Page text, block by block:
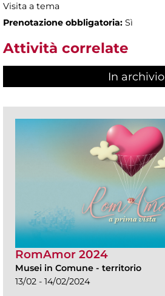
Visita a tema
Prenotazione obbligatoria: Sì
Attività correlate
In archivio
RomAmor 2024
Musei in Comune - territorio
13/02 - 14/02/2024